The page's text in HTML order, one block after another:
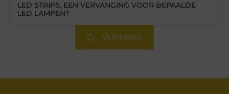
LED STRIPS, EEN VERVANGING VOOR BEPAALDE
LED LAMPEN?
Winkelen